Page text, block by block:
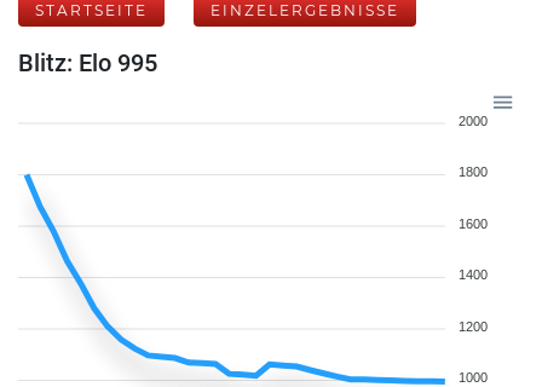
STARTSEITE EINZELERGEBNISSE
Blitz: Elo 995
2000
1800
1600
1400
1200
1000